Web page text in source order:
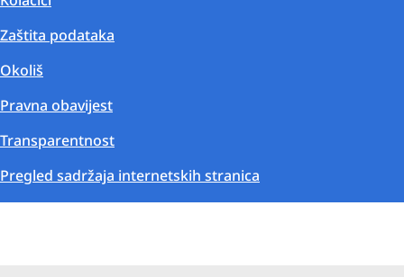
Zaštita podataka
Okoliš
Pravna obavijest
Transparentnost
Pregled sadržaja internetskih stranica